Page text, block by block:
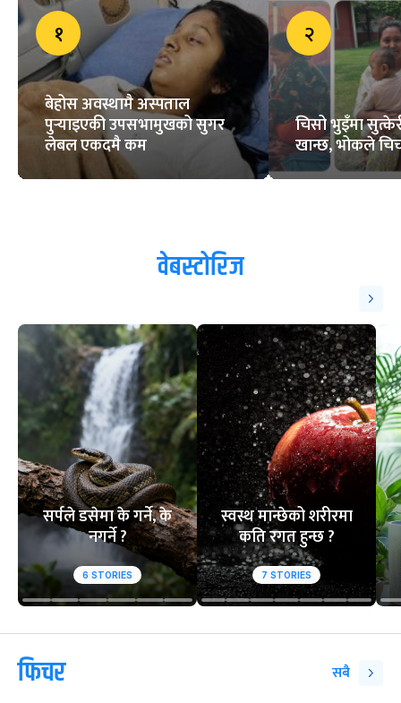
१
बेहोस अवस्थामै अस्पताल
पुर्‍याइएकी उपसभामुखको सुगर
लेबल एकदमै कम
२
चिसो भुइँमा
खान्छ, भोकले
वेबस्टोरिज
सर्पले डसेमा के गर्ने, के
नगर्ने ?
6 STORIES
स्वस्थ मान्छेको शरीरमा
कति रगत हुन्छ ?
7 STORIES
फिचर सबै